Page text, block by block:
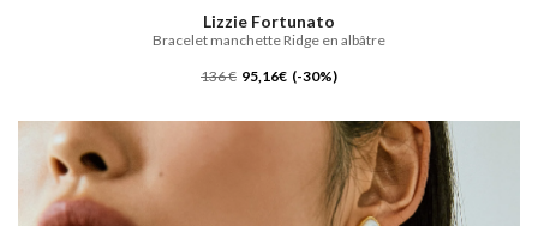
Lizzie Fortunato
Bracelet manchette Ridge en albâtre
136 € 95,16€ (-30%)